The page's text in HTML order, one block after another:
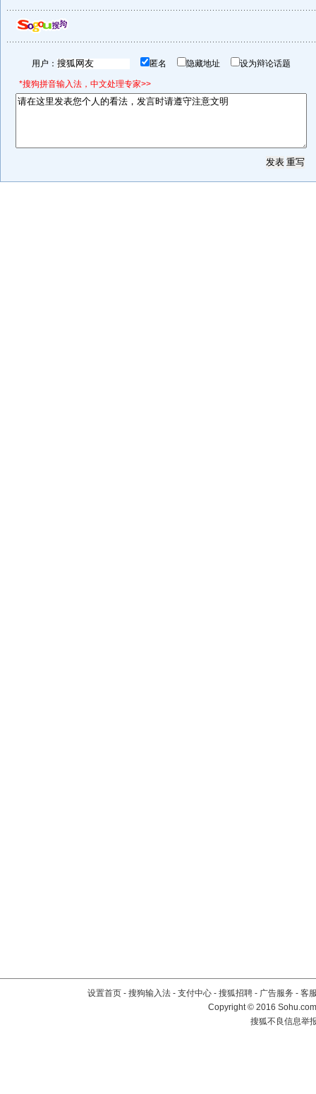
用户： 匿名 隐藏地址 设为辩论话题
*搜狗拼音输入法，中文处理专家>>
设置首页 - 搜狗输入法 - 支付中心 - 搜狐招聘 - 广告服务 - 客
Copyright©2016
搜狐不良信息举